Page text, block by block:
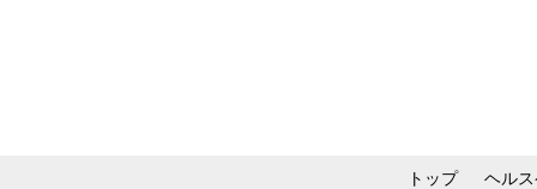
トップ ヘル